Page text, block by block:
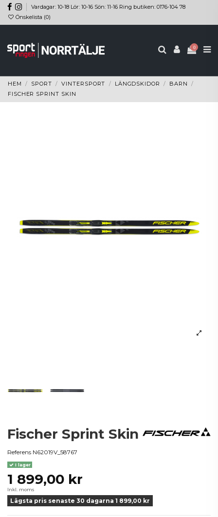
Vardagar: 10-18 Lör: 10-16 Sön: 11-16 Ring butiken: 0176-104 78
Önskelista (0)
0
HEM SPORT VINTERSPORT LÄNGDSKIDOR
BARN
FISCHER SPRINT SKIN
Fischer Sprint Skin
Referens N62019V_58767
I lager
1 899,00 kr
Inkl. moms
Lägsta pris senaste 30 dagarna 1 899,00 kr